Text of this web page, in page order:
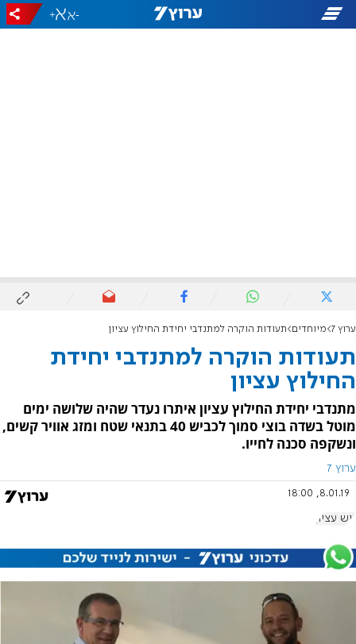
-
+
ערוץ 7 מיוחדים תעודות הוקרה למתנדבי יחידת החילוץ עציון
תעודות הוקרה למתנדבי יחידת
החילוץ עציון
מתנדבי יחידת החילוץ עציון איתרו נעדר שהיה שלושה ימים
מוטל בשדה בוצי סמוך לכביש 40 בתנאי שטח ומזג אוויר קשים,
ונשקפה סכנה לחייו.
ערוץ 7
8.01.19, 18:00
גוש עציון